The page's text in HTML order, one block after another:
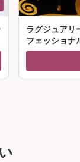
ラグジュアリ
フェッショナ
ーブル 販売